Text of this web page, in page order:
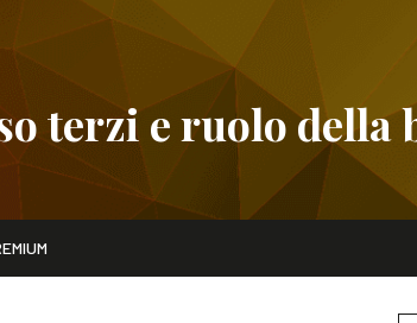
terzi e ruolo della